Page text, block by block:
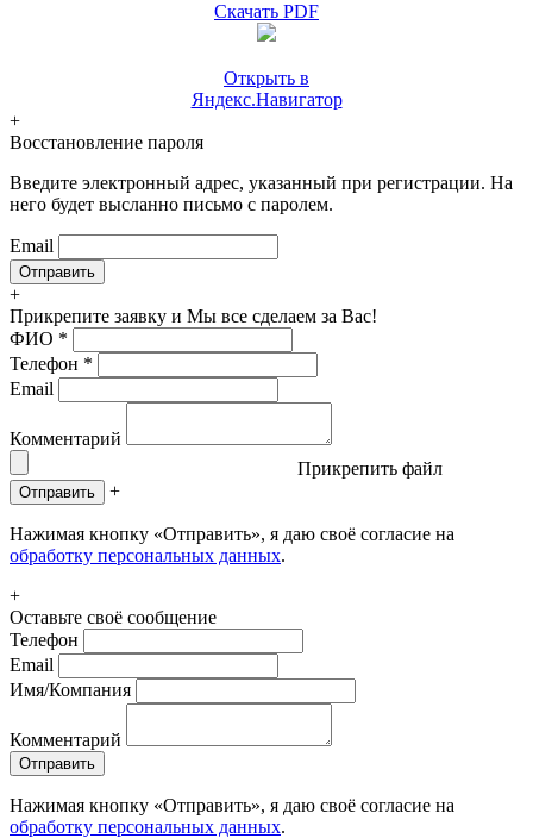
Скачать PDF
Открыть в
Яндекс.Навигатор
+
Восстановление пароля
Введите электронный адрес, указанный при регистрации. На
него будет высланно письмо с паролем.
Email
+
Прикрепите заявку и Мы все сделаем за Вас!
ФИО *
Телефон *
Email
Комментарий
Прикрепить файл
Отправить +
Нажимая кнопку «Отправить», я даю своё согласие на
обработку персональных данных.
+
Оставьте своё сообщение
Телефон
Email
Имя/Компания
Комментарий
Отправить
Нажимая кнопку «Отправить», я даю своё согласие на
обработку персональных данных.